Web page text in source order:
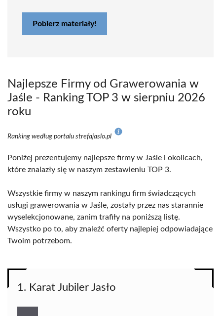
Pobierz materiały!
Najlepsze Firmy od Grawerowania w
Jaśle - Ranking TOP 3 w sierpniu 2026
roku
Ranking według portalu strefajaslo.pl
Poniżej prezentujemy najlepsze firmy w Jaśle i okolicach,
które znalazły się w naszym zestawieniu TOP 3.
Wszystkie firmy w naszym rankingu firm świadczących
usługi grawerowania w Jaśle, zostały przez nas starannie
wyselekcjonowane, zanim trafiły na poniższą listę.
Wszystko po to, aby znaleźć oferty najlepiej odpowiadające
Twoim potrzebom.
1. Karat Jubiler Jasło